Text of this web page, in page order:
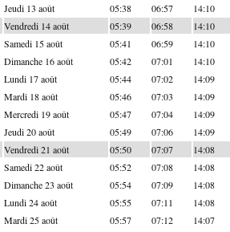
Jeudi 13 août 05:38 06:57 14:10
Vendredi 14 août 05:39 06:58 14:10
Samedi 15 août 05:41 06:59 14:10
Dimanche 16 août 05:42 07:01 14:10
Lundi 17 août 05:44 07:02 14:09
Mardi 18 août 05:46 07:03 14:09
Mercredi 19 août 05:47 07:04 14:09
Jeudi 20 août 05:49 07:06 14:09
Vendredi 21 août 05:50 07:07 14:08
Samedi 22 août 05:52 07:08 14:08
Dimanche 23 août 05:54 07:09 14:08
Lundi 24 août 05:55 07:11 14:08
Mardi 25 août 05:57 07:12 14:07